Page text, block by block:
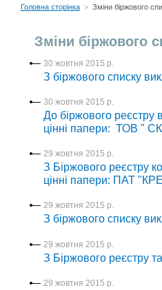
4 серпня 2026 р.
До
Головна сторінка > Зміни біржового
Зміни біржового
30 жовтня 2015 р.
З біржового списку
30 жовтня 2015 р.
До біржового реєстру
цінні папери: ТОВ "
29 жовтня 2015 р.
З Біржового реєстру
цінні папери: ПАТ
29 жовтня 2015 р.
З біржового списку
29 жовтня 2015 р.
З Біржового реєстру
29 жовтня 2015 р.